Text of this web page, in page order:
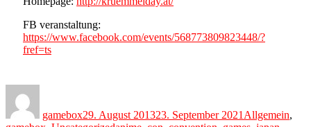
FB veranstaltung:
https://www.facebook.com/events/568773809823448/?
fref=ts
gamebox29. August 201323. September 2021 Allgemein,